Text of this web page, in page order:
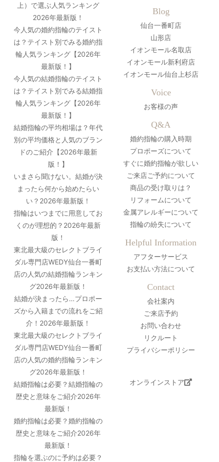
上）で選ぶ人気ランキング
2026年最新版！
今人気の婚約指輪のテイスト
は？テイスト別でみる婚約指
輪人気ランキング【2026年
最新版！】
今人気の結婚指輪のテイスト
は？テイスト別でみる結婚指
輪人気ランキング【2026年
最新版！】
結婚指輪の平均相場は？年代
別の平均価格と人気のブラン
ドのご紹介【2026年最新
版！】
いまさら聞けない。結婚が決
まったら何から始めたらい
い？2026年最新版！
指輪はいつまでに用意してお
くのが理想的？2026年最新
版！
東北最大級のセレクトブライ
ダル専門店WEDY仙台一番町
店の人気の結婚指輪ランキン
グ2026年最新版！
結婚が決まったら…プロポー
ズから入籍までの流れをご紹
介！2026年最新版！
東北最大級のセレクトブライ
ダル専門店WEDY仙台一番町
店の人気の婚約指輪ランキン
グ2026年最新版！
結婚指輪は必要？結婚指輪の
歴史と意味をご紹介2026年
最新版！
婚約指輪は必要？婚約指輪の
歴史と意味をご紹介2026年
最新版！
指輪を選ぶのに予約は必要？
Blog
仙台一番町店
山形店
イオンモール名取店
イオンモール新利府店
イオンモール仙台上杉店
Voice
お客様の声
Q&A
婚約指輪の購入時期
プロポーズについて
すぐに婚約指輪が欲しい
ご来店ご予約について
商品の受け取りは？
リフォームについて
金属アレルギーについて
指輪の紛失について
Helpful Information
アフターサービス
お支払い方法について
Contact
会社案内
ご来店予約
お問い合わせ
リクルート
プライバシーポリシー
オンラインストア